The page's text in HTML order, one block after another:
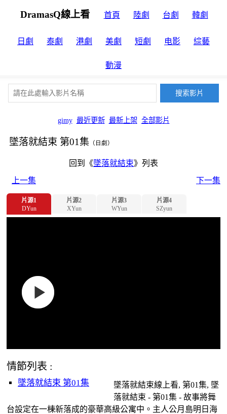
DramasQ線上看 首頁 陸劇 台劇 韓劇
日劇 泰劇 港劇 美劇 短劇 电影 綜藝
動漫
gimy 最近更新 最新上架 全部影片
墜落就結束 第01集 （日劇）
回到《墜落就結束》列表
上一集
下一集
片源1
DYun
片源2
XYun
片源3
WYun
片源4
SZyun
情節列表 :
墜落就結束 第01集
墜落就結束線上看, 第01集, 墜
落就結束 - 第01集 - 故事將舞
台設定在一棟新落成的豪華高級公寓中。主人公月島明日海